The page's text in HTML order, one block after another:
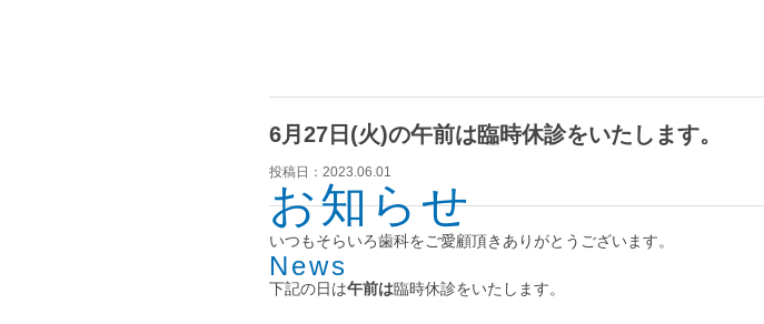
お知らせ
News
6月27日(火)の午前は臨時休診をいたします。
投稿日： 2023.06.01
いつもそらいろ歯科をご愛顧頂きありがとうございます。
下記の日は午前は臨時休診をいたします。